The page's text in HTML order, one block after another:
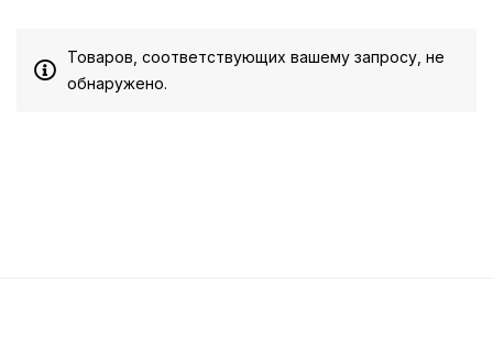
Товаров, соответствующих вашему запросу, не
обнаружено.